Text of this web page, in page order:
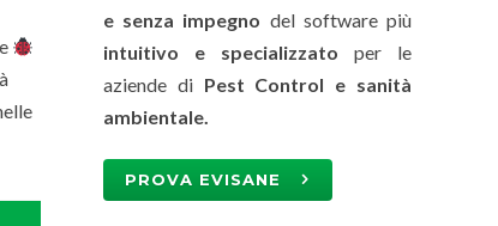
e senza impegno del software più
intuitivo e specializzato per le
aziende di Pest Control e sanità
ambientale.
PROVA EVISANE